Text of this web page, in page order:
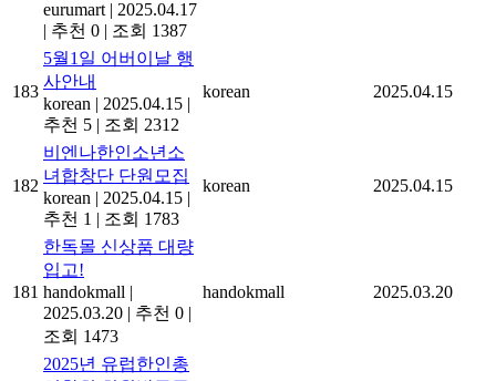
eurumart | 2025.04.17
| 추천 0 | 조회 1387
183
5월1일 어버이날 행
사안내
korean | 2025.04.15 |
추천 5 | 조회 2312
korean 2025.04.15
182
비엔나한인소년소
녀합창단 단원모집
korean | 2025.04.15 |
추천 1 | 조회 1783
korean 2025.04.15
181
한독몰 신상품 대량
입고!
handokmall |
2025.03.20 | 추천 0 |
조회 1473
handokmall 2025.03.20
2025년 유럽한인총